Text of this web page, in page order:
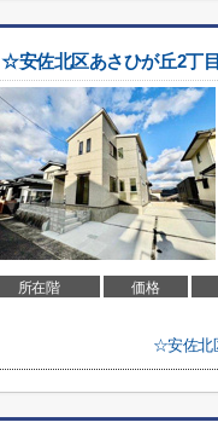
☆安佐北区あさひが丘2
所在階 価格
☆安佐北